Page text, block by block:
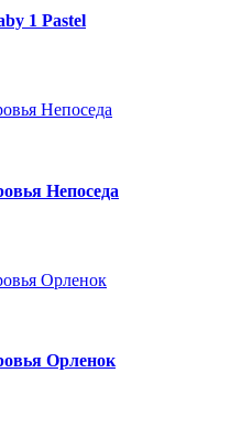
1 Pastel
Непоседа
Орленок